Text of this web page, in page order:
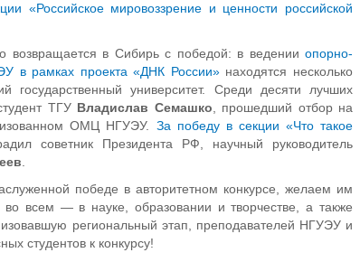
«Российское мировоззрение и ценности российской
возвращается в Сибирь с победой: в ведении опорно-
в рамках проекта «ДНК России»находятся несколько
государственный университет. Среди десяти лучших
ТГУ Владислав Семашко , прошедший отбор на
ОМЦ НГУЭУ. За победу в секции «Что такое
советник Президента РФ, научный руководитель
победе в авторитетном конкурсе, желаем им
всем — в науке, образовании и творчестве, а также
региональный этап, преподавателей НГУЭУ и
студентов к конкурсу!